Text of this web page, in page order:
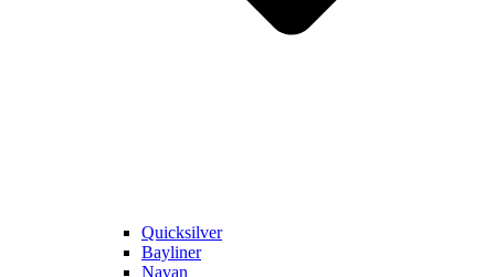
Quicksilver
Bayliner
Navan